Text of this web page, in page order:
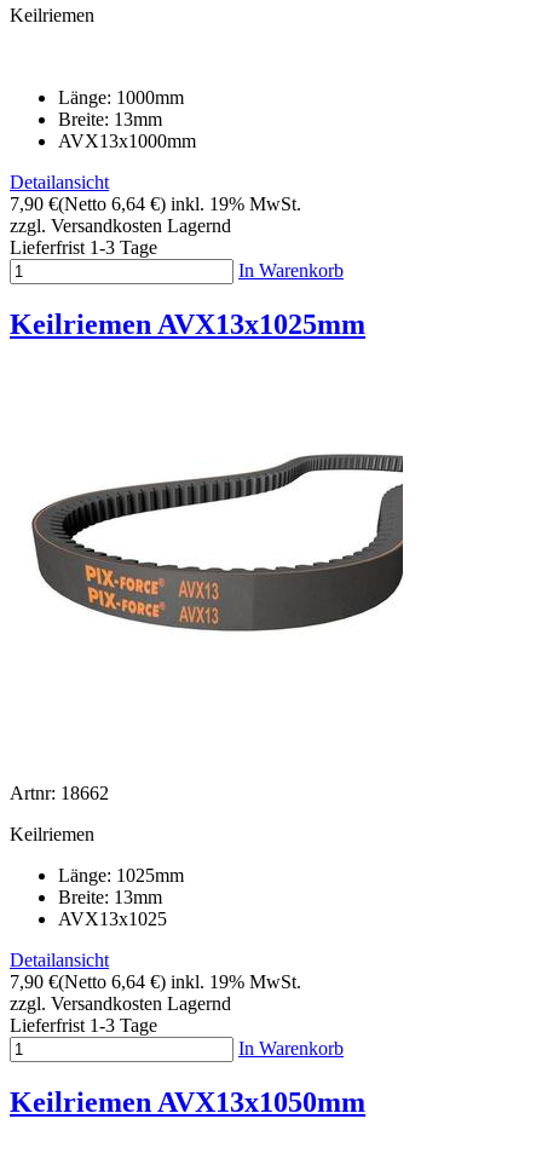
Keilriemen
Länge: 1000mm
Breite: 13mm
AVX13x1000mm
Detailansicht
7,90 €(Netto 6,64 €) inkl. 19% MwSt.
zzgl. Versandkosten Lagernd
Lieferfrist 1-3 Tage
In Warenkorb
Keilriemen AVX13x1025mm
Artnr: 18662
Keilriemen
Länge: 1025mm
Breite: 13mm
AVX13x1025
Detailansicht
7,90 €(Netto 6,64 €) inkl. 19% MwSt.
zzgl. Versandkosten Lagernd
Lieferfrist 1-3 Tage
In Warenkorb
Keilriemen AVX13x1050mm